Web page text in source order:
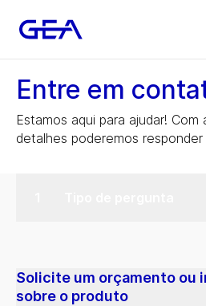
Entre em
Estamos aqui para ajudar! Com
detalhes poderemos responder
Solicite um orçamento ou
sobre o produto